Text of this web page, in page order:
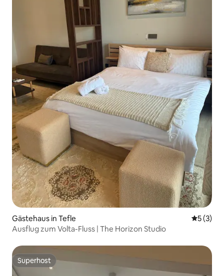
Gästehaus in Tefle
5 (3)
Ausflug zum Volta-Fluss | The Horizon Studio
Superhost
Superhost